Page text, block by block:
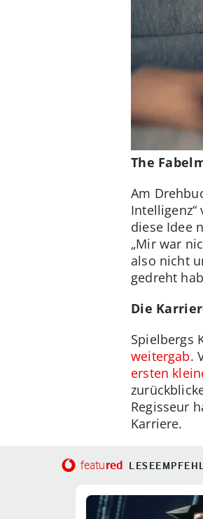
The
Am
diese Idee
„Mir war
also nicht
gedreht
Die
Spielbergs
weitergab.
ersten
Regisseur
Karriere.
featured